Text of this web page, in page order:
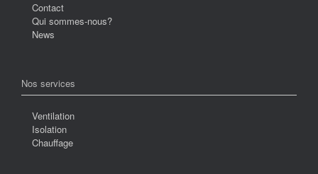
Contact
Qui sommes-nous?
News
Nos services
Ventilation
Isolation
Chauffage